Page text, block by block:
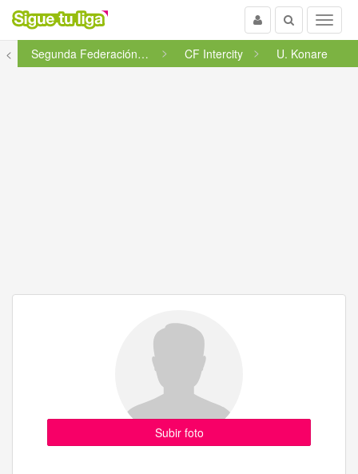
Menu
Buscar
Usuario
<
Segunda Federación - Grupo 5 CF Intercity U. Konare
Subir foto